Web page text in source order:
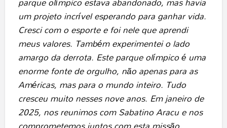
um projeto incrível esperando para ganhar vida.
Cresci com o esporte e foi nele que aprendi
meus valores. Também experimentei o lado
amargo da derrota. Este parque olímpico é uma
enorme fonte de orgulho, não apenas para as
Américas, mas para o mundo inteiro. Tudo
cresceu muito nesses nove anos. Em janeiro de
2025, nos reunimos com Sabatino Aracu e nos